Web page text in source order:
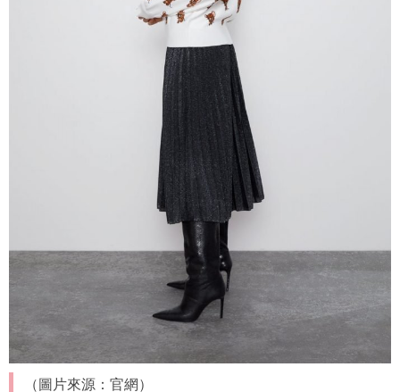
（圖片來源：官網）